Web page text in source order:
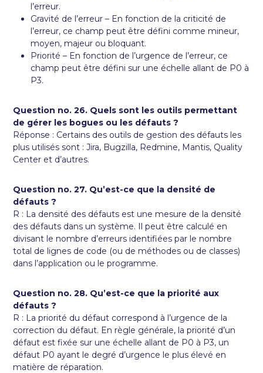
l’erreur.
Gravité de l’erreur – En fonction de la criticité de
l’erreur, ce champ peut être défini comme mineur,
moyen, majeur ou bloquant.
Priorité – En fonction de l’urgence de l’erreur, ce
champ peut être défini sur une échelle allant de P0 à
P3.
Question no. 26. Quels sont les outils permettant
de gérer les bogues ou les défauts ?
Réponse : Certains des outils de gestion des défauts les
plus utilisés sont : Jira, Bugzilla, Redmine, Mantis, Quality
Center et d’autres.
Question no. 27. Qu’est-ce que la densité de
défauts ?
R : La densité des défauts est une mesure de la densité
des défauts dans un système. Il peut être calculé en
divisant le nombre d’erreurs identifiées par le nombre
total de lignes de code (ou de méthodes ou de classes)
dans l’application ou le programme.
Question no. 28. Qu’est-ce que la priorité aux
défauts ?
R : La priorité du défaut correspond à l’urgence de la
correction du défaut. En règle générale, la priorité d’un
défaut est fixée sur une échelle allant de P0 à P3, un
défaut P0 ayant le degré d’urgence le plus élevé en
matière de réparation.